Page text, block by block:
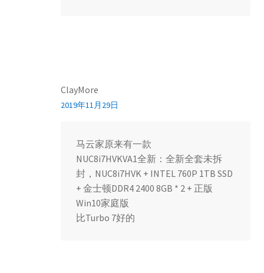
ClayMore
2019年11月29日
马云家原来有一款
NUC8i7HVKVA1全新：全新全套未拆
封，NUC8i7HVK + INTEL 760P 1TB SSD
+ 金士顿DDR4 2400 8GB * 2 + 正版
Win10家庭版
比Turbo 7好的